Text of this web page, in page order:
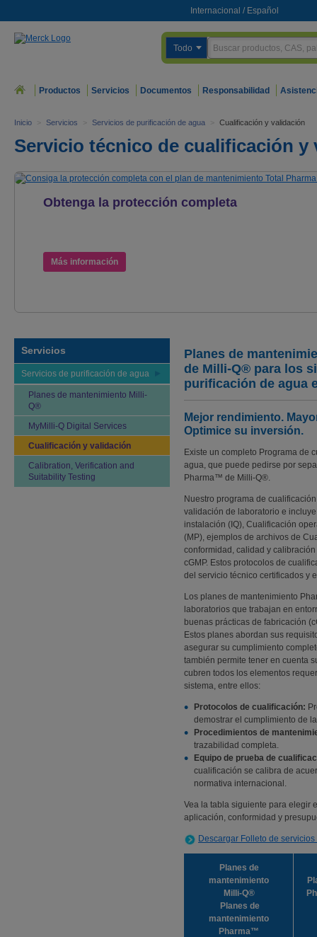
Internacional / Español
Todo
Productos Servicios Documentos Responsabilidad
Inicio > Servicios > Servicios de purificación de agua > Cualificación y validación
Servicio técnico de cualificación y
Obtenga la protección completa
Más información
Servicios
Servicios de purificación de agua
Planes de mantenimiento Milli-
Q®
MyMilli-Q Digital Services
Cualificación y validación
Calibration, Verification and
Suitability Testing
Planes de
de Milli-Q® para los
purificación de agua
Mejor rendimiento.
Optimice su inversión.
Existe un completo Programa de
agua, que puede pedirse por
Pharma™ de Milli-Q®.
Nuestro programa de
validación de laboratorio e
instalación (IQ), Cualificación
(MP), ejemplos de archivos de
conformidad, calidad y
cGMP. Estos protocolos de
del servicio técnico certificados y
Los planes de mantenimiento
laboratorios que trabajan en
buenas prácticas de fabricación
Estos planes abordan sus
asegurar su cumplimiento
también permite tener en cuenta
cubren todos los elementos
sistema, entre ellos:
Protocolos de cualificación:
demostrar el cumplimiento de
Procedimientos de
trazabilidad completa.
Equipo de prueba de
cualificación se calibra de
normativa internacional.
Vea la tabla siguiente para elegir
aplicación, conformidad y
Descargar Folleto de
Planes de
mantenimiento
Milli-Q®
Planes de
mantenimiento
Pharma™